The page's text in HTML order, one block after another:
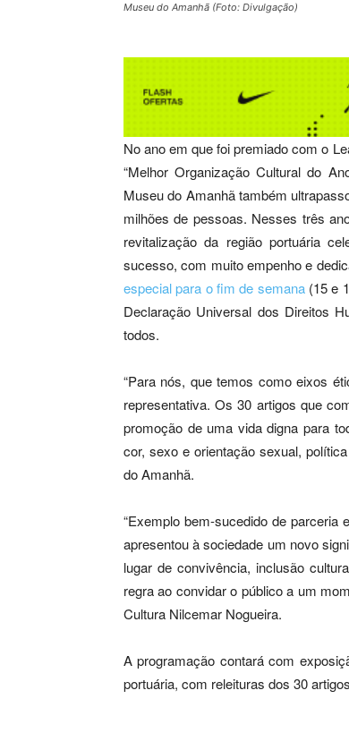
Museu do Amanhã (Foto: Divulgação)
No ano em que foi premiado com o
“Melhor Organização Cultural do
Museu do Amanhã também
milhões de pessoas. Nesses três
revitalização da região portuária
sucesso, com muito empenho e
especial para o fim de semana(15 e
Declaração Universal dos Direitos
todos.
“Para nós, que temos como eixos
representativa. Os 30 artigos que
promoção de uma vida digna para
cor, sexo e orientação sexual,
do Amanhã.
“Exemplo bem-sucedido de
apresentou à sociedade um novo
lugar de convivência, inclusão
regra ao convidar o público a um
Cultura Nilcemar Nogueira.
A programação contará com
portuária, com releituras dos 30